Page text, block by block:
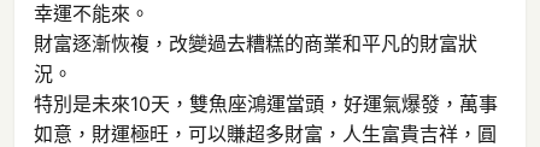
幸運不能來。
財富逐漸恢複，改變過去糟糕的商業和平凡的財富狀
況。
特別是未來10天，雙魚座鴻運當頭，好運氣爆發，萬事
如意，財運極旺，可以賺超多財富，人生富貴吉祥，圓